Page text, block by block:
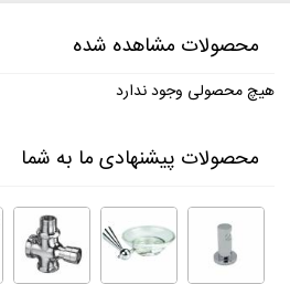
محصولات مشاهده شده
هیچ محصولی وجود ندارد
محصولات پیشنهادی ما به شما